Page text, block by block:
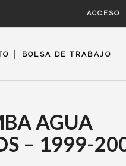
ACCESO
│ BOLSA DE TRABAJO
AGUA
– 1999-